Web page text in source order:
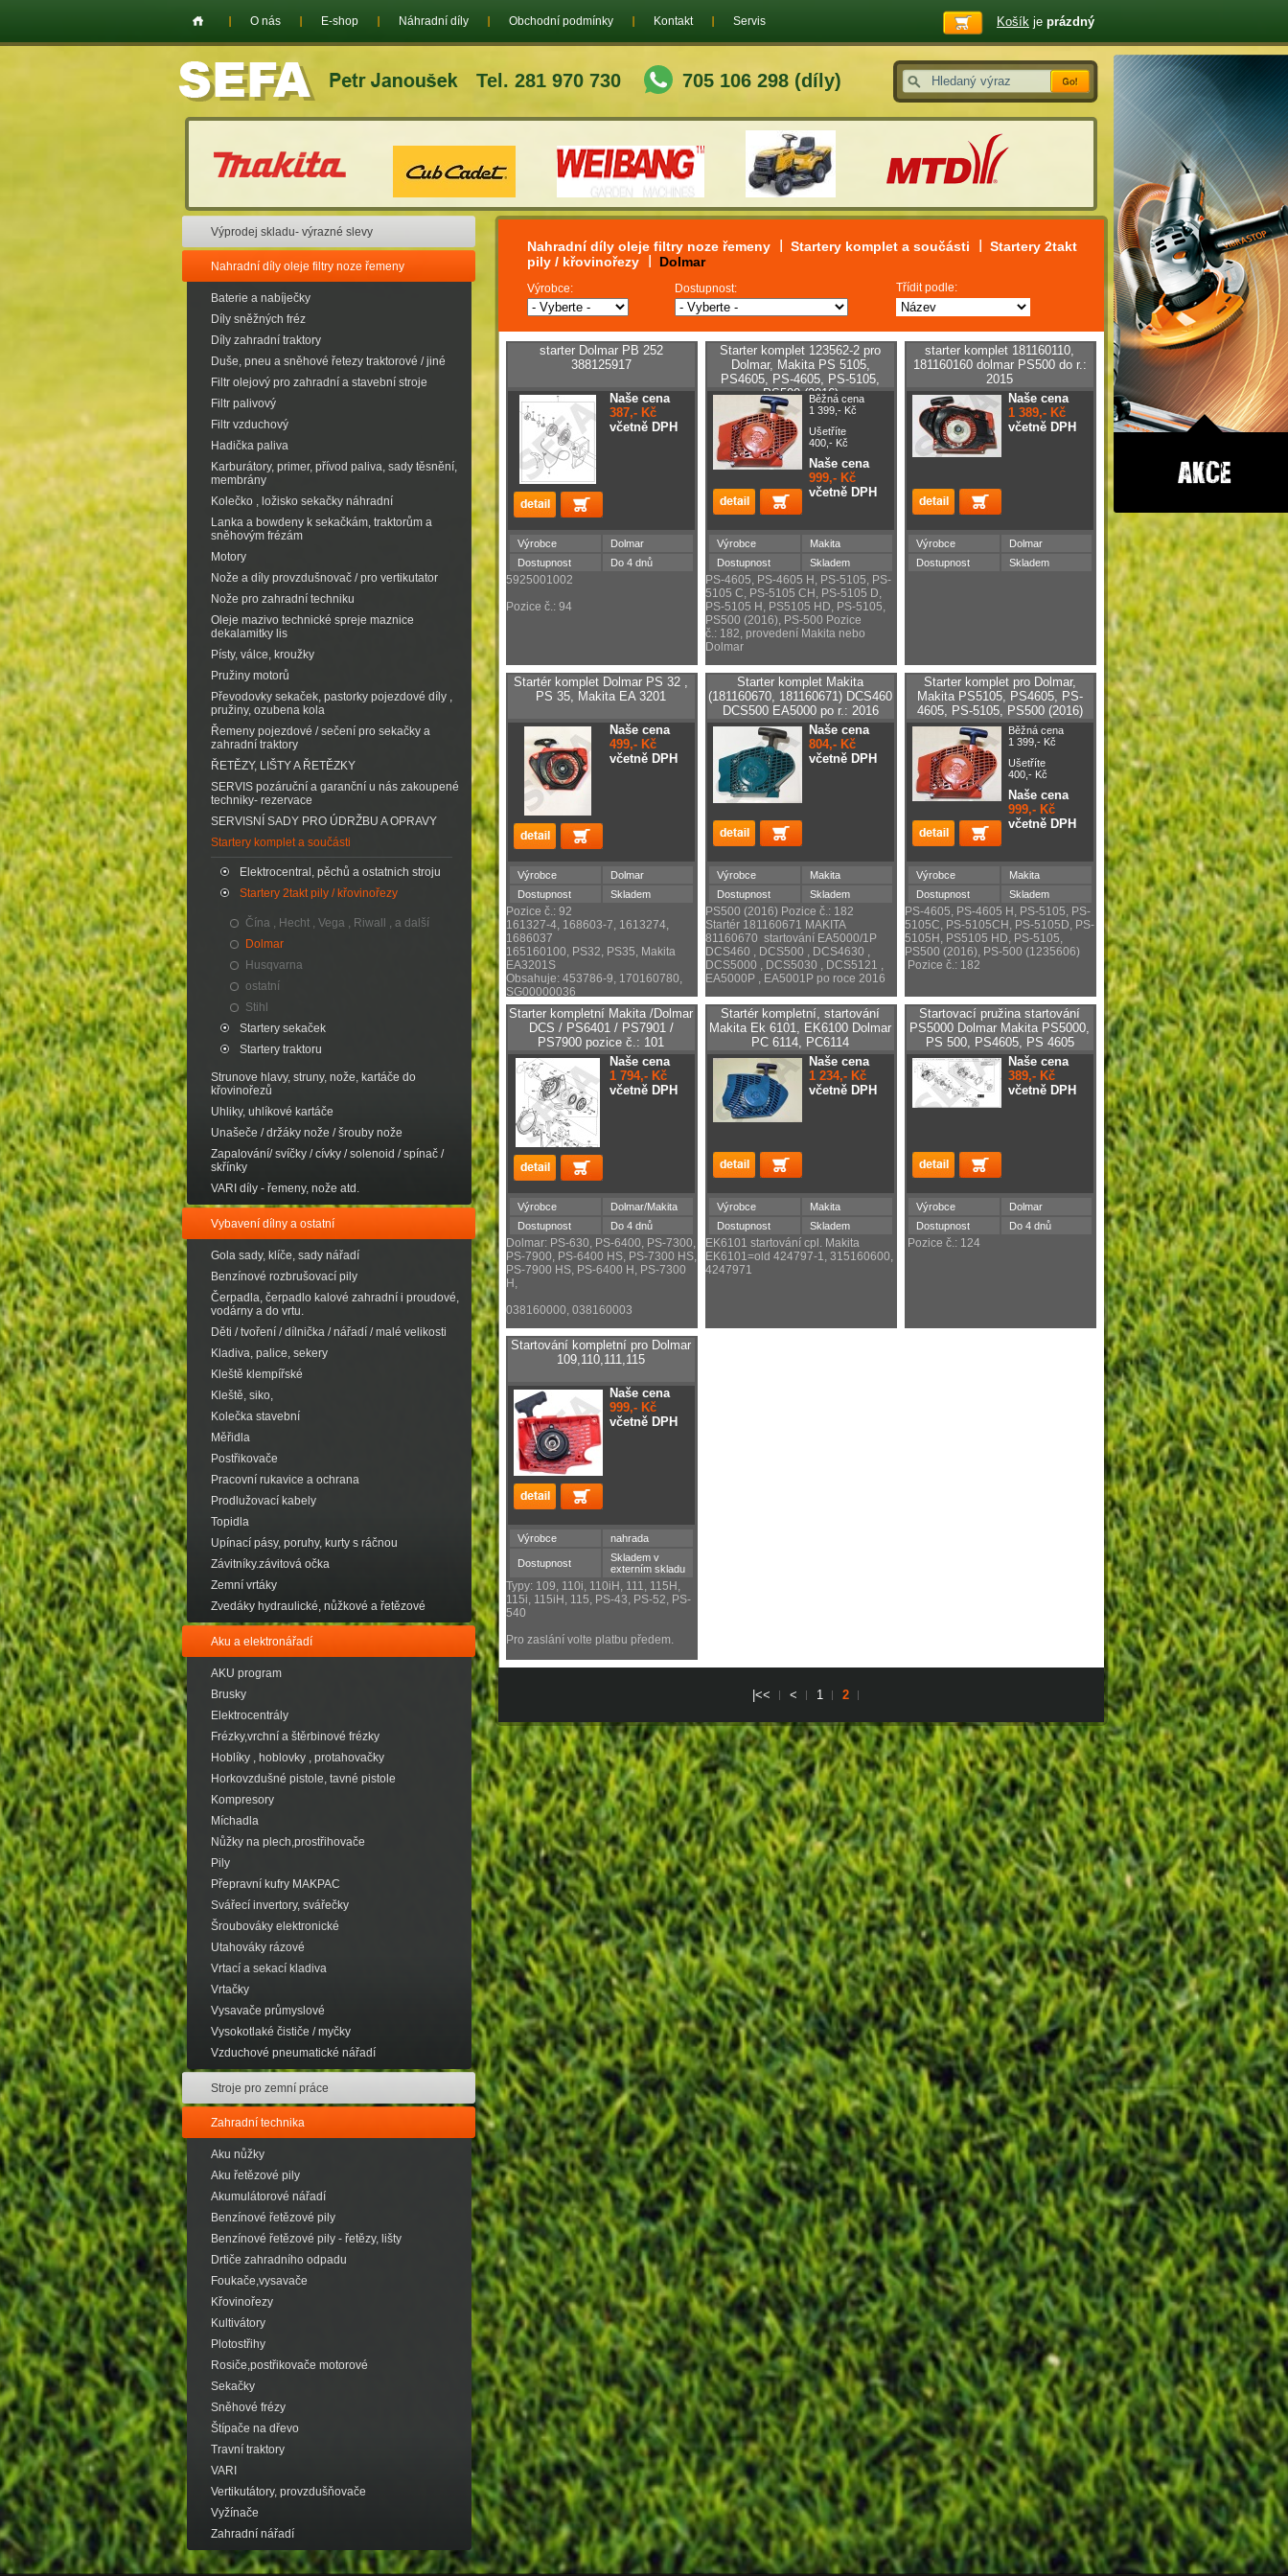
Tel. 281 970 730 705 106 298 (díly)
O nás E-shop Náhradní díly Obchodní podmínky Kontakt Servis Košík je prázdný
Výprodej skladu- výrazné slevy
Nahradní díly oleje filtry noze řemeny
Baterie a nabíječky
Díly sněžných fréz
Díly zahradní traktory
Duše, pneu a sněhové řetezy traktorové / jiné
Filtr olejový pro zahradní a stavební stroje
Filtr palivový
Filtr vzduchový
Hadička paliva
Karburátory, primer, přívod paliva, sady těsnění,
membrány
Kolečko , ložisko sekačky náhradní
Lanka a bowdeny k sekačkám, traktorům a
sněhovým frézám
Motory
Nože a díly provzdušnovač / pro vertikutator
Nože pro zahradní techniku
Oleje mazivo technické spreje maznice
dekalamitky lis
Písty, válce, kroužky
Pružiny motorů
Převodovky sekaček, pastorky pojezdové díly ,
pružiny, ozubena kola
Řemeny pojezdové / sečení pro sekačky a
zahradní traktory
ŘETĚZY, LIŠTY A ŘETĚZKY
SERVIS pozáruční a garanční u nás zakoupené
techniky- rezervace
SERVISNÍ SADY PRO ÚDRŽBU A OPRAVY
Startery komplet a součásti
Elektrocentral, pěchů a ostatnich stroju
Startery 2takt pily / křovinořezy
Čína , Hecht , Vega , Riwall , a další
Dolmar
Husqvarna
ostatní
Stihl
Startery sekaček
Startery traktoru
Strunove hlavy, struny, nože, kartáče do
křovinořezů
Uhliky, uhlíkové kartáče
Unašeče / držáky nože / šrouby nože
Zapalování/ svíčky / cívky / solenoid / spínač /
skřínky
VARI díly - řemeny, nože atd.
Vybavení dílny a ostatní
Gola sady, klíče, sady nářadí
Benzínové rozbrušovací pily
Čerpadla, čerpadlo kalové zahradní i proudové,
vodárny a do vrtu.
Děti / tvoření / dílnička / nářadí / malé velikosti
Kladiva, palice, sekery
Kleště klempířské
Kleště, siko,
Kolečka stavební
Měřidla
Postřikovače
Pracovní rukavice a ochrana
Prodlužovací kabely
Topidla
Upínací pásy, poruhy, kurty s ráčnou
Závitníky.závitová očka
Zemní vrtáky
Zvedáky hydraulické, nůžkové a řetězové
Aku a elektronářadí
AKU program
Brusky
Elektrocentrály
Frézky,vrchní a štěrbinové frézky
Hoblíky , hoblovky , protahovačky
Horkovzdušné pistole, tavné pistole
Kompresory
Míchadla
Nůžky na plech,prostřihovače
Pily
Přepravní kufry MAKPAC
Svářecí invertory, svářečky
Šroubováky elektronické
Utahováky rázové
Vrtací a sekací kladiva
Vrtačky
Vysavače průmyslové
Vysokotlaké čističe / myčky
Vzduchové pneumatické nářadí
Stroje pro zemní práce
Zahradní technika
Aku nůžky
Aku řetězové pily
Akumulátorové nářadí
Benzínové řetězové pily
Benzínové řetězové pily - řetězy, lišty
Drtiče zahradního odpadu
Foukače,vysavače
Křovinořezy
Kultivátory
Plotostřihy
Rosiče,postřikovače motorové
Sekačky
Sněhové frézy
Štípače na dřevo
Travní traktory
VARI
Vertikutátory, provzdušňovače
Vyžínače
Zahradní nářadí
Nahradní díly oleje filtry noze řemeny Startery komplet a součásti
Startery 2takt
pily / křovinořezy
Dolmar
Výrobce: Dostupnost: Třídit podle:
starter Dolmar PB 252
388125917
Naše cena
387,- Kč
včetně DPH
Výrobce
Dolmar
Dostupnost
Do 4 dnů
5925001002
Pozice č.: 94
Starter komplet 123562-2 pro
Dolmar, Makita PS 5105,
PS4605, PS-4605, PS-5105,
PS500 (2016)Běžná cena
1 399,- Kč
Ušetříte
400,- Kč
Naše cena
999,- Kč
včetně DPH
Výrobce
Makita
Dostupnost
Skladem
PS-4605, PS-4605 H, PS-5105, PS-
5105 C, PS-5105 CH, PS-5105 D,
PS-5105 H, PS5105 HD, PS-5105,
PS500 (2016), PS-500 Pozice
č.: 182, provedení Makita nebo
Dolmar
starter komplet 181160110,
181160160 dolmar PS500 do r.:
2015
Naše cena
1 389,- Kč
včetně DPH
Výrobce
Dolmar
Dostupnost
Skladem
Startér komplet Dolmar PS 32 ,
PS 35, Makita EA 3201
Naše cena
499,- Kč
včetně DPH
Výrobce
Dolmar
Dostupnost
Skladem
Pozice č.: 92
161327-4, 168603-7, 1613274,
1686037
165160100, PS32, PS35, Makita
EA3201S
Obsahuje: 453786-9, 170160780,
SG00000036
Starter komplet Makita
(181160670, 181160671) DCS460
DCS500 EA5000 po r.: 2016
Naše cena
804,- Kč
včetně DPH
Výrobce
Makita
Dostupnost
Skladem
PS500 (2016) Pozice č.: 182
Startér 181160671 MAKITA
81160670 startování EA5000/1P
DCS460 , DCS500 , DCS4630 ,
DCS5000 , DCS5030 , DCS5121 ,
EA5000P , EA5001P po roce 2016
Starter komplet pro Dolmar,
Makita PS5105, PS4605, PS-
4605, PS-5105, PS500 (2016)
Běžná cena
1 399,- Kč
Ušetříte
400,- Kč
Naše cena
999,- Kč
včetně DPH
Výrobce
Makita
Dostupnost
Skladem
PS-4605, PS-4605 H, PS-5105, PS-
5105C, PS-5105CH, PS-5105D, PS-
5105H, PS5105 HD, PS-5105,
PS500 (2016), PS-500 (1235606)
Pozice č.: 182
Starter kompletní Makita /Dolmar
DCS / PS6401 / PS7901 /
PS7900 pozice č.: 101
Naše cena
1 794,- Kč
včetně DPH
Výrobce
Dolmar/Makita
Dostupnost
Do 4 dnů
Dolmar: PS-630, PS-6400, PS-7300,
PS-7900, PS-6400 HS, PS-7300 HS,
PS-7900 HS, PS-6400 H, PS-7300
H,
038160000, 038160003
Startér kompletní, startování
Makita Ek 6101, EK6100 Dolmar
PC 6114, PC6114
Naše cena
1 234,- Kč
včetně DPH
Výrobce
Makita
Dostupnost
Skladem
EK6101 startování cpl. Makita
EK6101=old 424797-1, 315160600,
4247971
Startovací pružina startování
PS5000 Dolmar Makita PS5000,
PS 500, PS4605, PS 4605
Naše cena
389,- Kč
včetně DPH
Výrobce
Dolmar
Dostupnost
Do 4 dnů
Pozice č.: 124
Startování kompletní pro Dolmar
109,110,111,115
Naše cena
999,- Kč
včetně DPH
Výrobce nahrada
Dostupnost
Skladem v
externím skladu
Typy: 109, 110i, 110iH, 111, 115H,
115i, 115iH, 115, PS-43, PS-52, PS-
540
Pro zaslání volte platbu předem.
|<< < 1 2